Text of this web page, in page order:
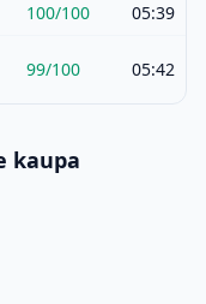
100/100 05:39
99/100 05:42
kaupa